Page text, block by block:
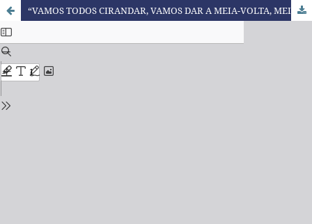
“VAMOS TODOS CIRANDAR, VAMOS DAR A MEIA-VOLTA, MEIA-VOLTA VAMOS DAR”: CARTOGRAFANDO MÚLTIPLAS EXPERIMENTAÇÕES DE INFÂNCIAS